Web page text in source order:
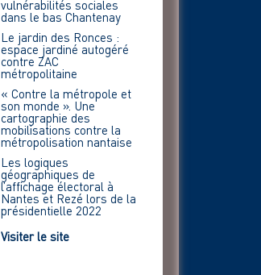
vulnérabilités sociales
dans le bas Chantenay
Le jardin des Ronces :
espace jardiné autogéré
contre ZAC
métropolitaine
« Contre la métropole et
son monde ». Une
cartographie des
mobilisations contre la
métropolisation nantaise
Les logiques
géographiques de
l’affichage électoral à
Nantes et Rezé lors de la
présidentielle 2022
Visiter le site